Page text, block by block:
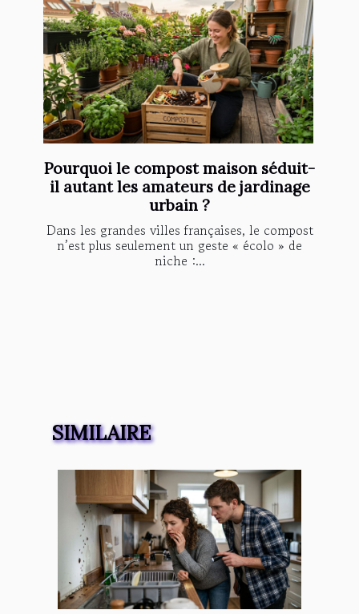
Pourquoi le compost maison séduit-
il autant les amateurs de jardinage
urbain ?
Dans les grandes villes françaises, le compost
n’est plus seulement un geste « écolo » de
niche :...
SIMILAIRE